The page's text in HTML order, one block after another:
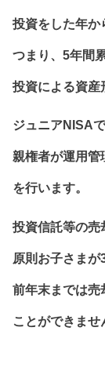
投資をした年か
つまり、5年間
投資による資産
ジュニアNISA
親権者が運用管
を行います。
投資信託等の売
原則お子さま
前年末までは売
ことができませ